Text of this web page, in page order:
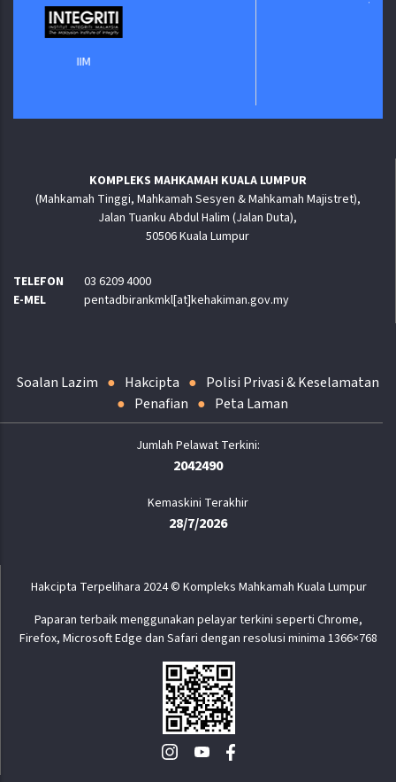
KOMPLEKS MAHKAMAH KUALA LUMPUR
(Mahkamah Tinggi, Mahkamah Sesyen & Mahkamah Majistret),
Jalan Tuanku Abdul Halim (Jalan Duta),
50506 Kuala Lumpur
TELEFON
03 6209 4000
E-MEL
pentadbirankmkl[at]kehakiman.gov.my
Soalan Lazim Hakcipta
Polisi Privasi & Keselamatan
Penafian
Peta Laman
2042490
Kemaskini Terakhir
28/7/2026
Hakcipta Terpelihara 2024 © Kompleks Mahkamah Kuala Lumpur
Paparan terbaik menggunakan pelayar terkini seperti Chrome,
Firefox, Microsoft Edge dan Safari dengan resolusi minima 1366×768